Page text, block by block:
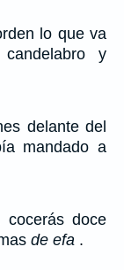
lo que va
y
delante del
mandado a
doce
de efa .